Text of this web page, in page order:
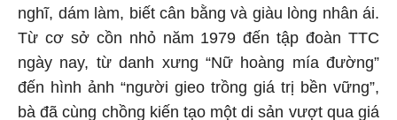
nghĩ, dám làm, biết cân bằng và giàu lòng nhân ái.
Từ cơ sở cồn nhỏ năm 1979 đến tập đoàn TTC
ngày nay, từ danh xưng “Nữ hoàng mía đường”
đến hình ảnh “người gieo trồng giá trị bền vững”,
bà đã cùng chồng kiến tạo một di sản vượt qua giá